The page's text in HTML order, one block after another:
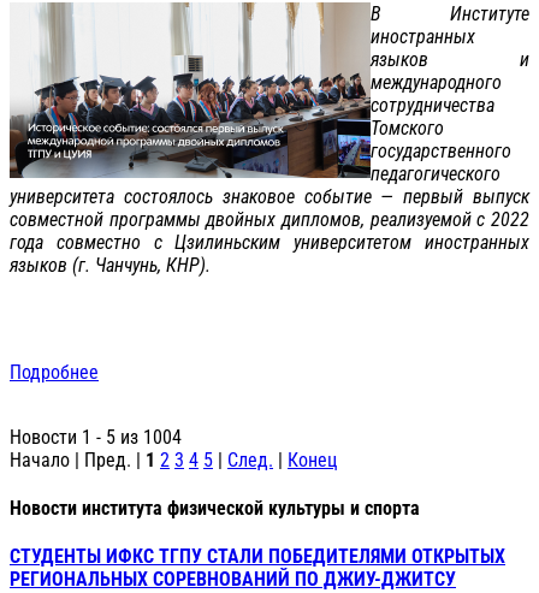
В Институте
иностранных
языков и
международного
сотрудничества
Томского
государственного
педагогического
университета состоялось знаковое событие — первый выпуск
совместной программы двойных дипломов, реализуемой с 2022
года совместно с Цзилиньским университетом иностранных
языков (г. Чанчунь, КНР).
Подробнее
Новости 1 - 5 из 1004
Начало | Пред. | 1 2 3 4 5 | След. | Конец
Новости института физической культуры и спорта
СТУДЕНТЫ ИФКС ТГПУ СТАЛИ ПОБЕДИТЕЛЯМИ ОТКРЫТЫХ
РЕГИОНАЛЬНЫХ СОРЕВНОВАНИЙ ПО ДЖИУ-ДЖИТСУ